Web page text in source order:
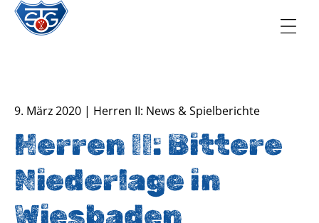
9. März 2020 | Herren II: News & Spielberichte
Herren II: Bittere
Niederlage in
Wiesbaden